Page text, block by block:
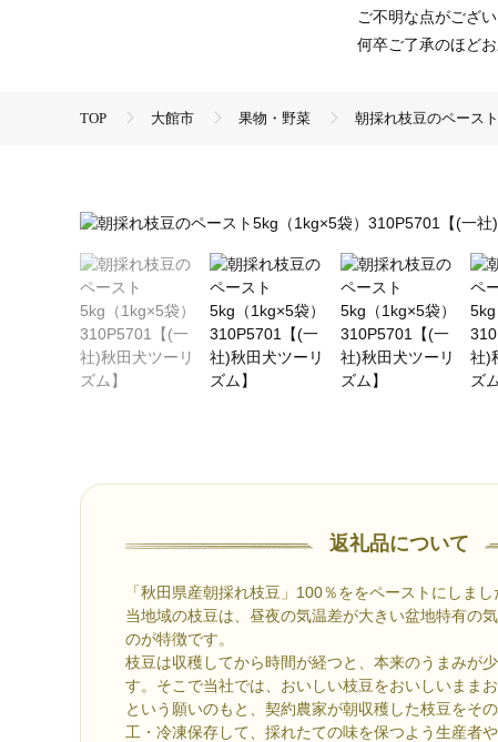
ご不明な点がござ
何卒ご了承のほど
TOP 大館市 果物・野菜 朝採れ枝豆のペース
返礼品について
「秋田県産朝採れ枝豆」100％ををペーストにしまし
当地域の枝豆は、昼夜の気温差が大きい盆地特有の
のが特徴です。
枝豆は収穫してから時間が経つと、本来のうまみが
す。そこで当社では、おいしい枝豆をおいしいまま
という願いのもと、契約農家が朝収穫した枝豆をそ
工・冷凍保存して、採れたての味を保つよう生産者